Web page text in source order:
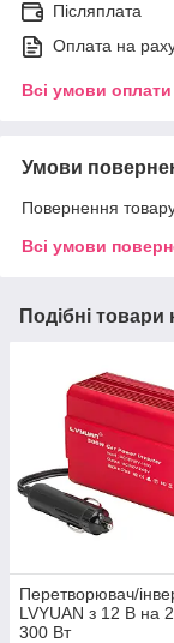
Післяплата
Оплата на
Всі умови оплати
Умови
Повернення
Всі умови
Подібні товари
Перетворювач/
LVYUAN з 12 В на
300 Вт